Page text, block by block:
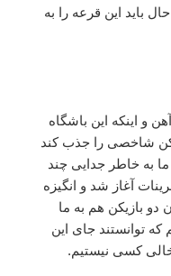
حال باید این قرعه را به
و اینکه این باشگاه
شاخصی را جذب کند
به خاطر جدایی چند
آغاز شد و انگیزه
دو بازیکن هم به ما
توانستند جای این
خالی کسی نیستیم.